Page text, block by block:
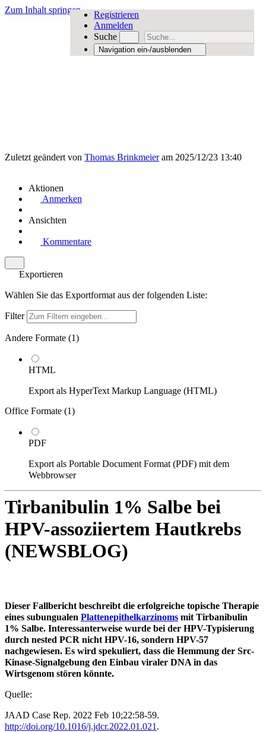
Zum Inhalt springen
Registrieren
Anmelden
Suche
Navigation ein-/ausblenden
Zuletzt geändert von Thomas Brinkmeieram 2025/12/23 13:40
Aktionen
Anmerken
Ansichten
Kommentare
Exportieren
Wählen Sie das Exportformat aus der folgenden Liste:
Filter
Andere Formate (1)
HTML
Export als HyperText Markup Language (HTML)
Office Formate (1)
PDF
Export als Portable Document Format (PDF) mit dem
Webbrowser
Tirbanibulin 1% Salbe bei
HPV-assoziiertem Hautkrebs
(NEWSBLOG)
Dieser Fallbericht beschreibt die erfolgreiche topische Therapie
eines subungualen Plattenepithelkarzinoms mit Tirbanibulin
1% Salbe. Interessanterweise wurde bei der HPV-Typisierung
durch nested PCR nicht HPV-16, sondern HPV-57
nachgewiesen. Es wird spekuliert, dass die Hemmung der Src-
Kinase-Signalgebung den Einbau viraler DNA in das
Wirtsgenom stören könnte.
Quelle:
JAAD Case Rep. 2022 Feb 10;22:58-59.
http://doi.org/10.1016/j.jdcr.2022.01.021 .